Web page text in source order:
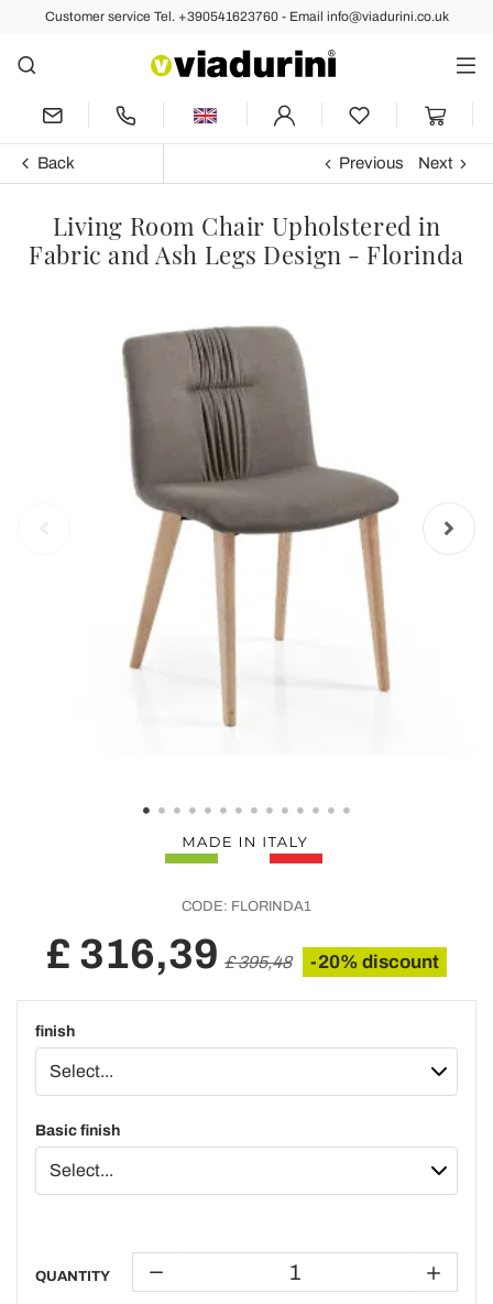
Customer service Tel. +390541623760 - Email info@viadurini.co.uk
Back Previous Next
Living Room Chair Upholstered in
Fabric and Ash Legs Design - Florinda
CODE: FLORINDA1
£ 316,39 £ 395,48 -20% discount
finish
Basic finish
QUANTITY